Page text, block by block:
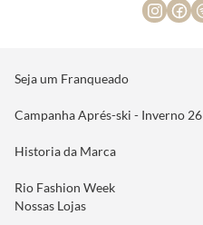
Seja um Franqueado
Campanha Aprés-ski - Inverno 26
Historia da Marca
Rio Fashion Week
Nossas Lojas